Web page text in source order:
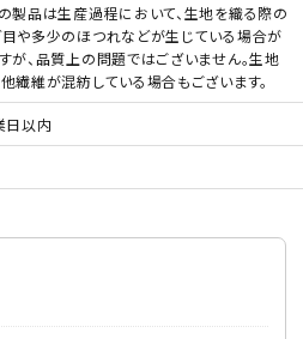
製品は生産過程において、生地を織る際の
や多少のほつれなどが生じている場合が
が、品質上の問題ではございません。生地
繊維が混紡している場合もございます。
日以内